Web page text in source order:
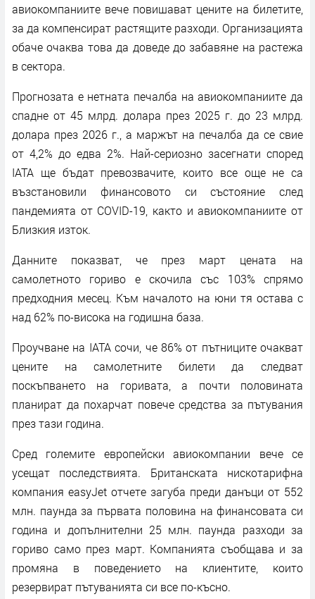
авиокомпаниите вече повишават цените на билетите,
за да компенсират растящите разходи. Организацията
обаче очаква това да доведе до забавяне на растежа
в сектора.
Прогнозата е нетната печалба на авиокомпаниите да
спадне от 45 млрд. долара през 2025 г. до 23 млрд.
долара през 2026 г., а маржът на печалба да се свие
от 4,2% до едва 2%. Най-сериозно засегнати според
IATA ще бъдат превозвачите, които все още не са
възстановили финансовото си състояние след
пандемията от COVID-19, както и авиокомпаниите от
Близкия изток.
Данните показват, че през март цената на
самолетното гориво е скочила със 103% спрямо
предходния месец. Към началото на юни тя остава с
над 62% по-висока на годишна база.
Проучване на IATA сочи, че 86% от пътниците очакват
цените на самолетните билети да следват
поскъпването на горивата, а почти половината
планират да похарчат повече средства за пътувания
през тази година.
Сред големите европейски авиокомпании вече се
усещат последствията. Британската нискотарифна
компания easyJet отчете загуба преди данъци от 552
млн. паунда за първата половина на финансовата си
година и допълнителни 25 млн. паунда разходи за
гориво само през март. Компанията съобщава и за
промяна в поведението на клиентите, които
резервират пътуванията си все по-късно.